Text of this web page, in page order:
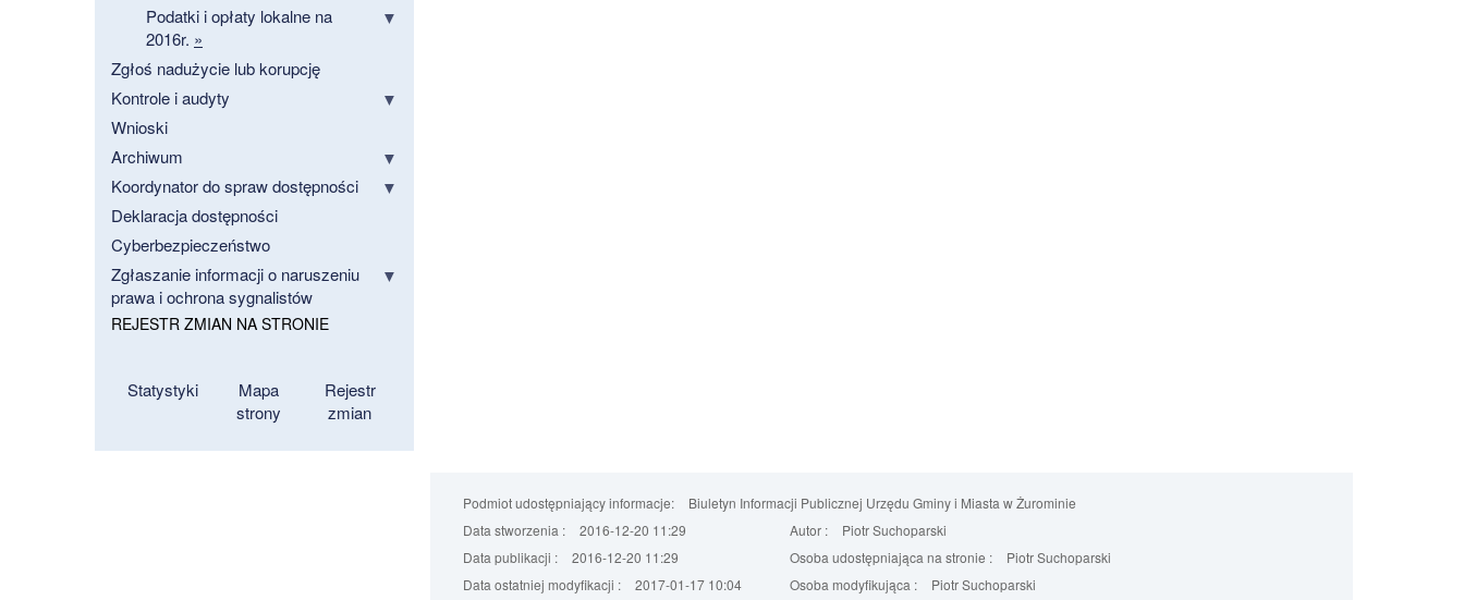
Podatki i opłaty lokalne na
2016r. »
Zgłoś nadużycie lub korupcję
Kontrole i audyty
Wnioski
Archiwum
Koordynator do spraw dostępności
Deklaracja dostępności
Cyberbezpieczeństwo
Zgłaszanie informacji o naruszeniu
prawa i ochrona sygnalistów
REJESTR ZMIAN NA STRONIE
Statystyki
Mapa
strony
Rejestr
zmian
Podmiot udostępniający informacje:
Biuletyn Informacji Publicznej Urzędu Gminy i Miasta w Żurominie
Data stworzenia :
2016-12-20 11:29 Autor :
Piotr Suchoparski
Data publikacji :
2016-12-20 11:29 Osoba udostępniająca na stronie :
Piotr Suchoparski
Data ostatniej modyfikacji :
2017-01-17 10:04 Osoba modyfikująca : Piotr Suchoparski